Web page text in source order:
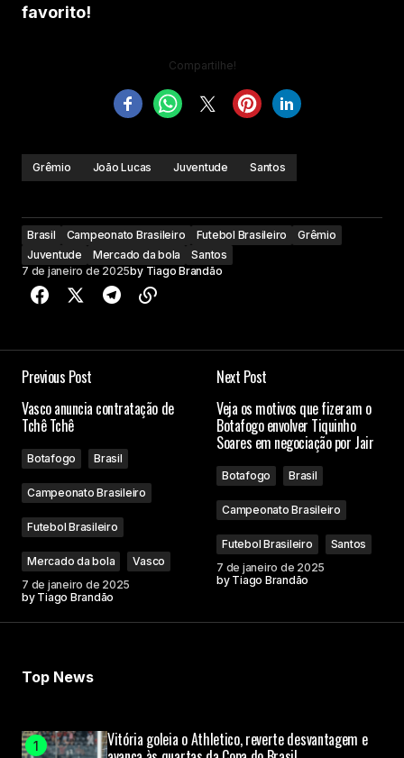
favorito!
Compartilhe!
Grêmio João Lucas Juventude Santos
Brasil Campeonato Brasileiro Futebol Brasileiro
Grêmio
Juventude
Mercado da bola
Santos
7 de janeiro de 2025by Tiago Brandão
Previous Post
Vasco anuncia contratação de
Tchê Tchê
Botafogo Brasil
Campeonato Brasileiro
Futebol Brasileiro
Mercado da bola
Vasco
7 de janeiro de 2025
by Tiago Brandão
Next Post
Veja os motivos que fizeram o
Botafogo envolver Tiquinho
Soares em negociação por Jair
Botafogo Brasil
Campeonato Brasileiro
Futebol Brasileiro
Santos
7 de janeiro de 2025
by Tiago Brandão
Top News
Vitória goleia o Athletico, reverte desvantagem e